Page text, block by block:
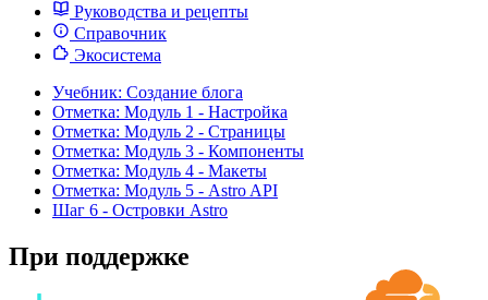
Руководства и рецепты
Справочник
Экосистема
Учебник: Создание блога
Отметка: Модуль 1 - Настройка
Отметка: Модуль 2 - Страницы
Отметка: Модуль 3 - Компоненты
Отметка: Модуль 4 - Макеты
Отметка: Модуль 5 - Astro API
Шаг 6 - Островки Astro
При поддержке